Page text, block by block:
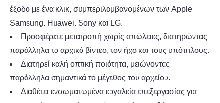
έξοδο με ένα κλικ, συμπεριλαμβανομένων των Apple,
Samsung, Huawei, Sony και LG.
Προσφέρετε μετατροπή χωρίς απώλειες, διατηρώντας
παράλληλα το αρχικό βίντεο, τον ήχο και τους υπότιτλους.
Διατηρεί καλή οπτική ποιότητα, μειώνοντας
παράλληλα σημαντικά το μέγεθος του αρχείου.
Διαθέτει ενσωματωμένα εργαλεία επεξεργασίας για